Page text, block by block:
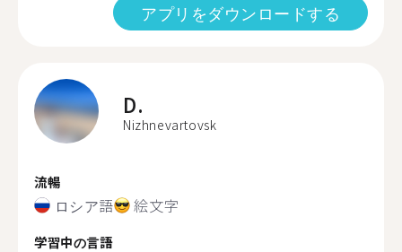
アプリをダウンロードする
D.
Nizhnevartovsk
流暢
ロシア語 絵文字
学習中の言語